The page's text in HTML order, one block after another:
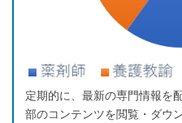
定期的に、最新の専門情報を
部のコンテンツを閲覧・ダウ